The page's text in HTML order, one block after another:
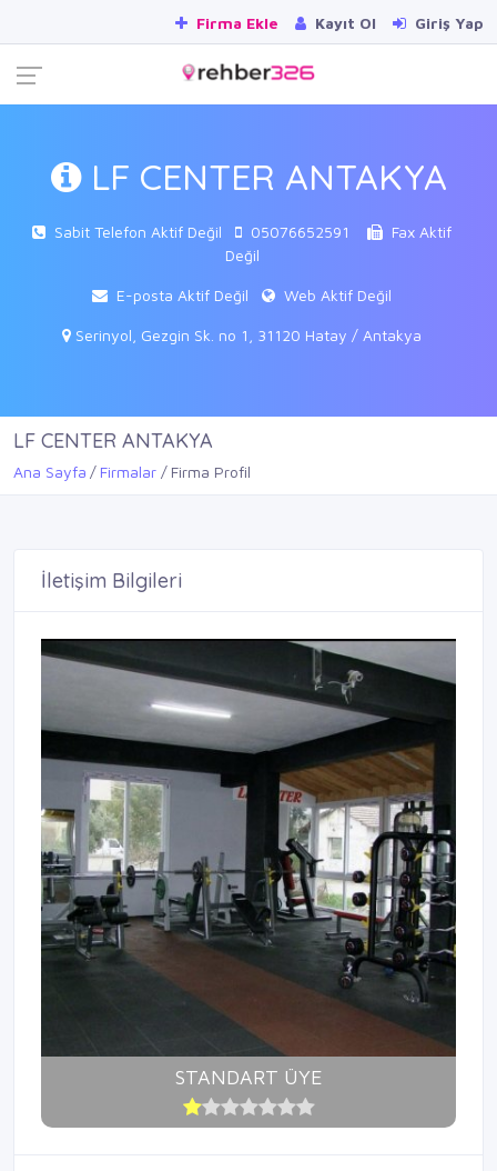
Firma Ekle Kayıt Ol Giriş Yap
LF CENTER ANTAKYA
Sabit Telefon Aktif Değil 05076652591
Fax Aktif
Değil
E-posta Aktif Değil Web Aktif Değil
Serinyol, Gezgin Sk. no 1, 31120 Hatay / Antakya
LF CENTER ANTAKYA
Ana Sayfa Firmalar Firma Profil
İletişim Bilgileri
STANDART ÜYE